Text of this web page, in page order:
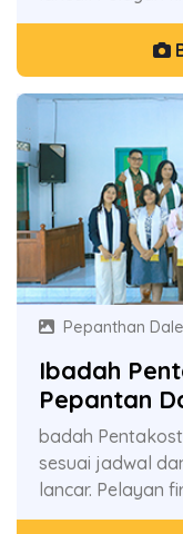
Pepanthan
Ibadah
Pepantan
badah
sesuai jadwal
lancar. Pelayan